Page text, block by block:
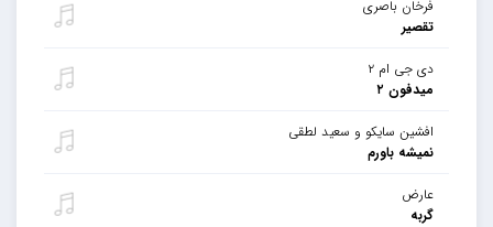
فرخان باصری
تقصیر
دی جی ام ۲
میدفون ۲
افشین سایکو و سعید لطقی
نمیشه باورم
عارض
گربه